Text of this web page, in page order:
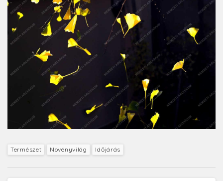
Természet Növényvilág Időjárás